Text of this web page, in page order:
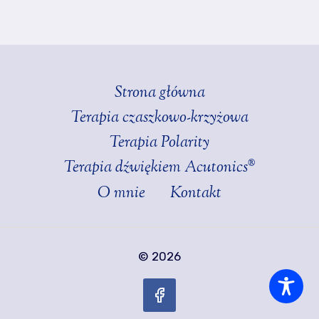
Strona główna
Terapia czaszkowo-krzyżowa
Terapia Polarity
Terapia dźwiękiem Acutonics®
O mnie
Kontakt
© 2026